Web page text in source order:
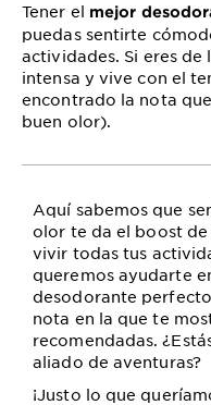
Tener el mejor
puedas sentirte
actividades. Si eres de
intensa y vive con el
encontrado la nota
buen olor).
Aquí sabemos que
olor te da el boost de
vivir todas tus
queremos ayudarte
desodorante
nota en la que te
recomendadas.
aliado de aventuras?
¡Justo lo que